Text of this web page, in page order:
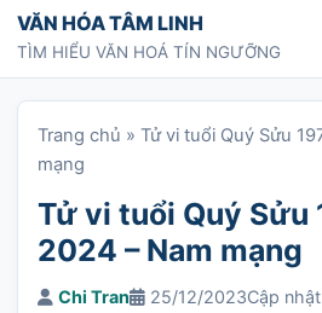
Chuyển tới nội dung
VĂN HÓA TÂM LINH
TÌM HIỂU VĂN HOÁ TÍN NGƯỠNG
Trang chủ » Tử vi tuổi Quý Sửu
mạng
Tử vi tuổi Quý Sửu
2024 – Nam mạng
Chi Tran 25/12/2023Cập